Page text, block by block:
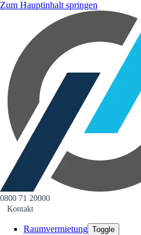
Zum Hauptinhalt springen
0800 71 20000
Kontakt
Raumvermietung Toggle